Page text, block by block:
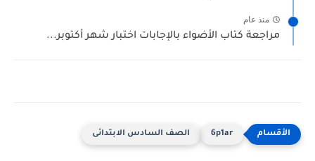
منذ عام
مراجعة كتاب الأضواء بالإجابات اختبار شهر أكتوبر...
6p1ar الصف السادس الابتدائى